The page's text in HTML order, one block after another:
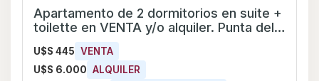
Apartamento de 2 dormitorios en suite +
toilette en VENTA y/o alquiler. Punta del
U$S 445 VENTA
U$S 6.000 ALQUILER